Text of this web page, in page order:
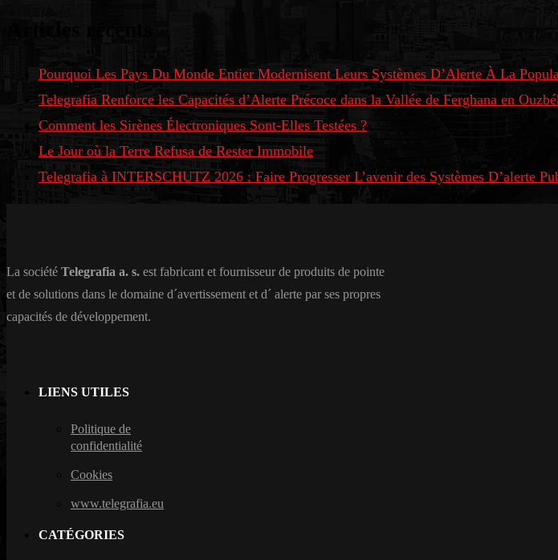
Pourquoi Les Pays Du Monde Entier Modernisent Leurs Systèmes D’Alerte À La
Telegrafia Renforce les Capacités d’Alerte Précoce dans la Vallée de Ferghana en
Comment les Sirènes Électroniques Sont-Elles Testées ?
Le Jour où la Terre Refusa de Rester Immobile
Telegrafia à INTERSCHUTZ 2026 : Faire Progresser L’avenir des Systèmes D’alerte
La société Telegrafia a. s. est fabricant et fournisseur de produits de pointe
et de solutions dans le domaine d´avertissement et d´ alerte par ses propres
capacités de développement.
LIENS UTILES
Politique de
confidentialité
Cookies
www.telegrafia.eu
CATÉGORIES